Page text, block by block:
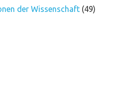
der Wissenschaft(49)